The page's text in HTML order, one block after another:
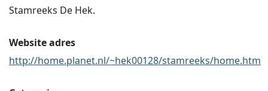
Stamreeks De Hek.
Website adres
http://home.planet.nl/~hek00128/stamreeks/home.htm